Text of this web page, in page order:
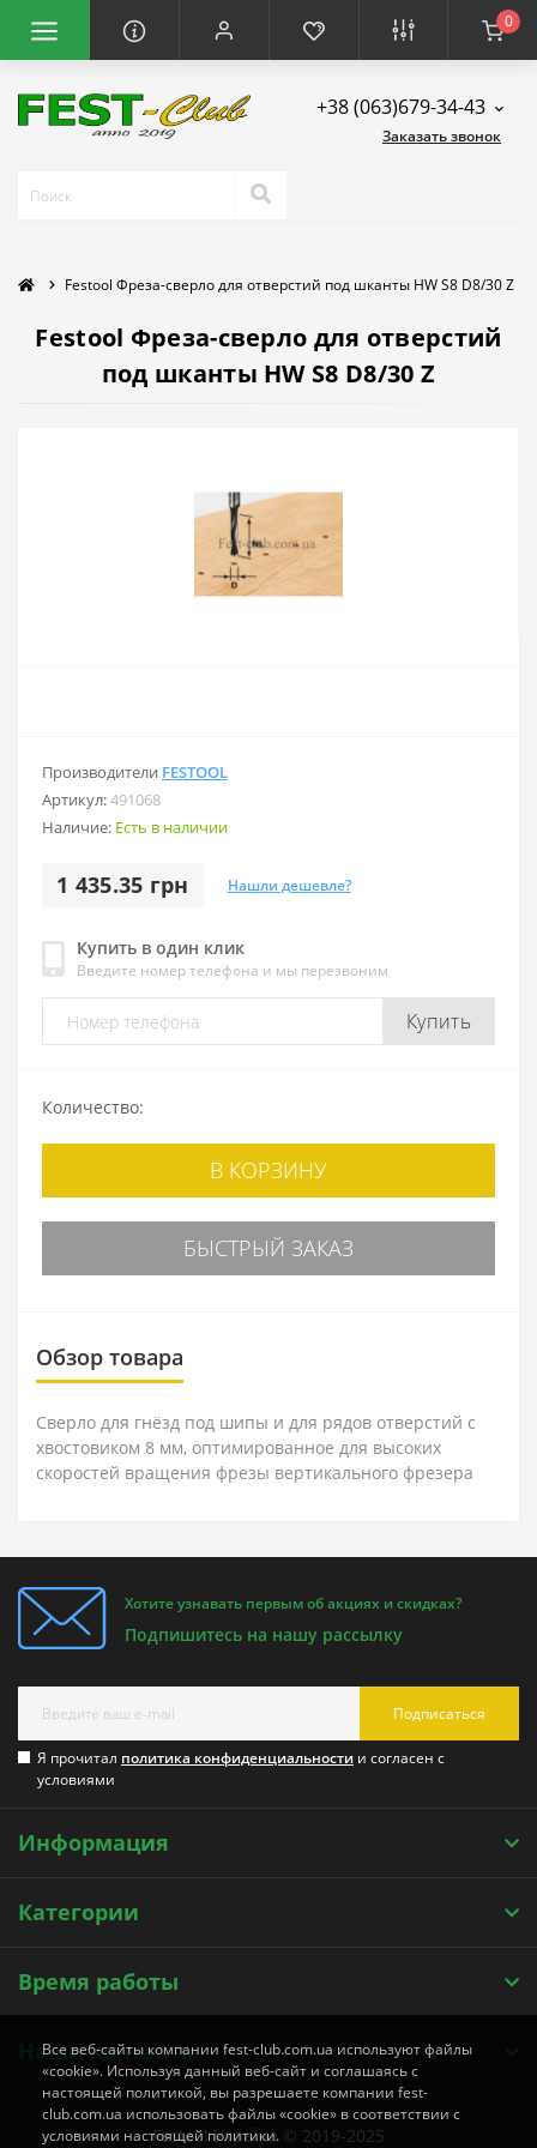
0
+38 (063)679-34-43
Заказать звонок
Festool Фреза-сверло для отверстий под шканты HW S8 D8/30 Z
Festool Фреза-сверло для отверстий
под шканты HW S8 D8/30 Z
Производители FESTOOL
Артикул:491068
Наличие: Есть в наличии
1 435.35 грн Нашли дешевле?
Купить в один клик
Введите номер телефона и мы перезвоним
Купить
Количество:
В КОРЗИНУ
БЫСТРЫЙ ЗАКАЗ
Обзор товара
Сверло для гнёзд под шипы и для рядов отверстий с
хвостовиком 8 мм, оптимированное для высоких
скоростей вращения фрезы вертикального фрезера
Хотите узнавать первым об акциях и скидках?
Подпишитесь на нашу рассылку
Подписаться
Я прочитал политика конфиденциальности и согласен с
условиями
Информация
Категории
Время работы
Наши контакты
Festool УкраЇна © 2019-2025
Все веб-сайты компании fest-club.com.ua используют файлы
«cookie». Используя данный веб-сайт и соглашаясь с
настоящей политикой, вы разрешаете компании fest-
club.com.ua использовать файлы «cookie» в соответствии с
условиями настоящей политики.